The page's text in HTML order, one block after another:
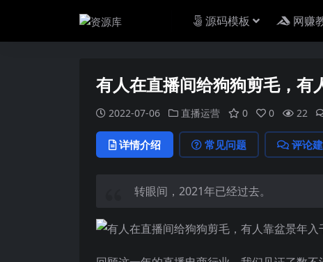
源码模板 网赚
有人在直播间给狗狗剪毛，有
2022-07-06 直播运营 0 0 22
详情介绍 常见问题 评论
转眼间，2021年已经过去。